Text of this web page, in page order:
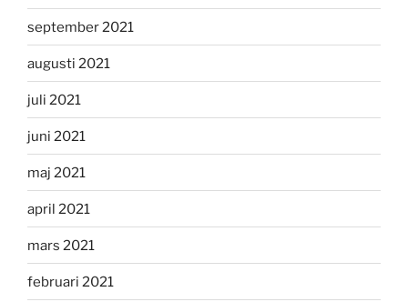
september 2021
augusti 2021
juli 2021
juni 2021
maj 2021
april 2021
mars 2021
februari 2021